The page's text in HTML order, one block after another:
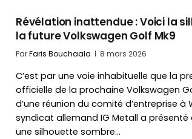
Révélation inattendue : Voici la
la future Volkswagen Golf Mk9
ParFaris Bouchaala 8 mars 2026
C’est par une voie inhabituelle que la
officielle de la prochaine Volkswagen
d’une réunion du comité d’entreprise à
syndicat allemand IG Metall a présenté
une silhouette sombre…